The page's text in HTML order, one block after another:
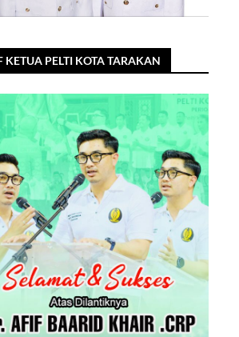
KETUA PELTI KOTA TARAKAN